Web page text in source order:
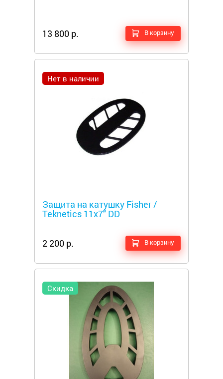
13 800 р. В корзину
Нет в наличии
Защита на катушку Fisher /
Teknetics 11x7" DD
2 200 р. В корзину
Скидка